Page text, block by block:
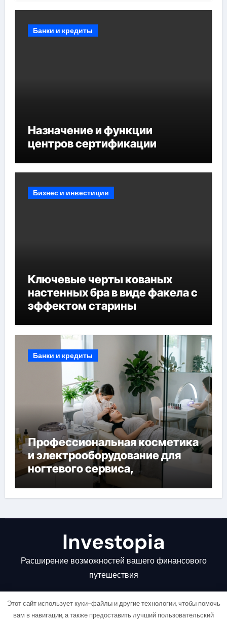
мероприятий и обустройства
Банки и кредиты
Назначение и функции
центров сертификации
Бизнес и инвестиции
Ключевые черты кованых
настенных бра в виде факела с
эффектом старины
Банки и кредиты
Профессиональная косметика
и электрооборудование для
ногтевого сервиса,
наращивания ресниц и
депиляции
Investopia
Расширение возможностей вашего финансового
путешествия
Этот сайт использует куки-файлы и другие технологии, чтобы помочь
вам в навигации, а также предоставить лучший пользовательский